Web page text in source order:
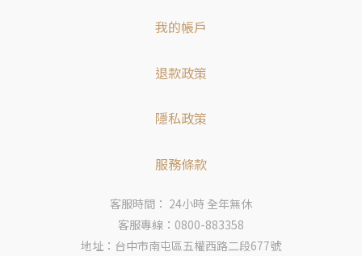
我的帳戶
退款政策
隱私政策
服務條款
客服時間： 24小時 全年無休
客服專線：0800-883358
地址：台中市南屯區五權西路二段677號